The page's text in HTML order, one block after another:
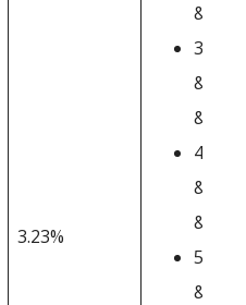
3.23%
3.90%:
4.80%:
5.20%: